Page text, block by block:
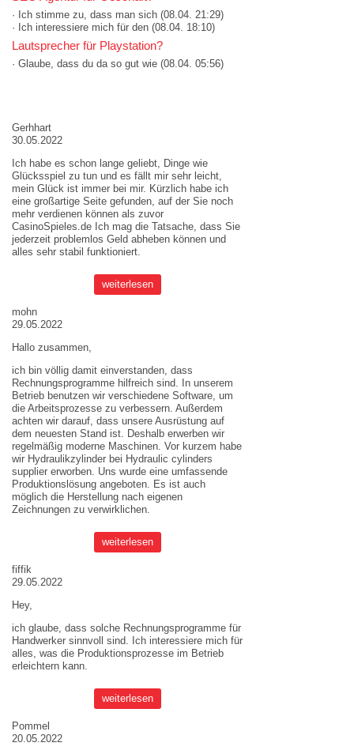
· Ich stimme zu, dass man sich (08.04. 21:29)
· Ich interessiere mich für den (08.04. 18:10)
Lautsprecher für Playstation?
· Glaube, dass du da so gut wie (08.04. 05:56)
Gerhhart
30.05.2022
Ich habe es schon lange geliebt, Dinge wie
Glücksspiel zu tun und es fällt mir sehr leicht,
mein Glück ist immer bei mir. Kürzlich habe ich
eine großartige Seite gefunden, auf der Sie noch
mehr verdienen können als zuvor
CasinoSpieles.de Ich mag die Tatsache, dass Sie
jederzeit problemlos Geld abheben können und
alles sehr stabil funktioniert.
weiterlesen
mohn
29.05.2022
Hallo zusammen,
ich bin völlig damit einverstanden, dass
Rechnungsprogramme hilfreich sind. In unserem
Betrieb benutzen wir verschiedene Software, um
die Arbeitsprozesse zu verbessern. Außerdem
achten wir darauf, dass unsere Ausrüstung auf
dem neuesten Stand ist. Deshalb erwerben wir
regelmäßig moderne Maschinen. Vor kurzem habe
wir Hydraulikzylinder bei Hydraulic cylinders
supplier erworben. Uns wurde eine umfassende
Produktionslösung angeboten. Es ist auch
möglich die Herstellung nach eigenen
Zeichnungen zu verwirklichen.
weiterlesen
fiffik
29.05.2022
Hey,
ich glaube, dass solche Rechnungsprogramme für
Handwerker sinnvoll sind. Ich interessiere mich für
alles, was die Produktionsprozesse im Betrieb
erleichtern kann.
weiterlesen
Pommel
20.05.2022